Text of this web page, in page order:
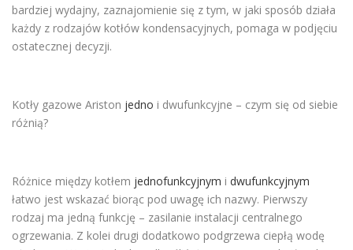
bardziej wydajny, zaznajomienie się z tym, w jaki sposób działa
każdy z rodzajów kotłów kondensacyjnych, pomaga w podjęciu
ostatecznej decyzji.
Kotły gazowe Ariston jedno i dwufunkcyjne – czym się od siebie
różnią?
Różnice między kotłem jednofunkcyjnym i dwufunkcyjnym
łatwo jest wskazać biorąc pod uwagę ich nazwy. Pierwszy
rodzaj ma jedną funkcję – zasilanie instalacji centralnego
ogrzewania. Z kolei drugi dodatkowo podgrzewa ciepłą wodę